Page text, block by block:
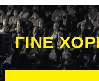
ΓΙΝΕ